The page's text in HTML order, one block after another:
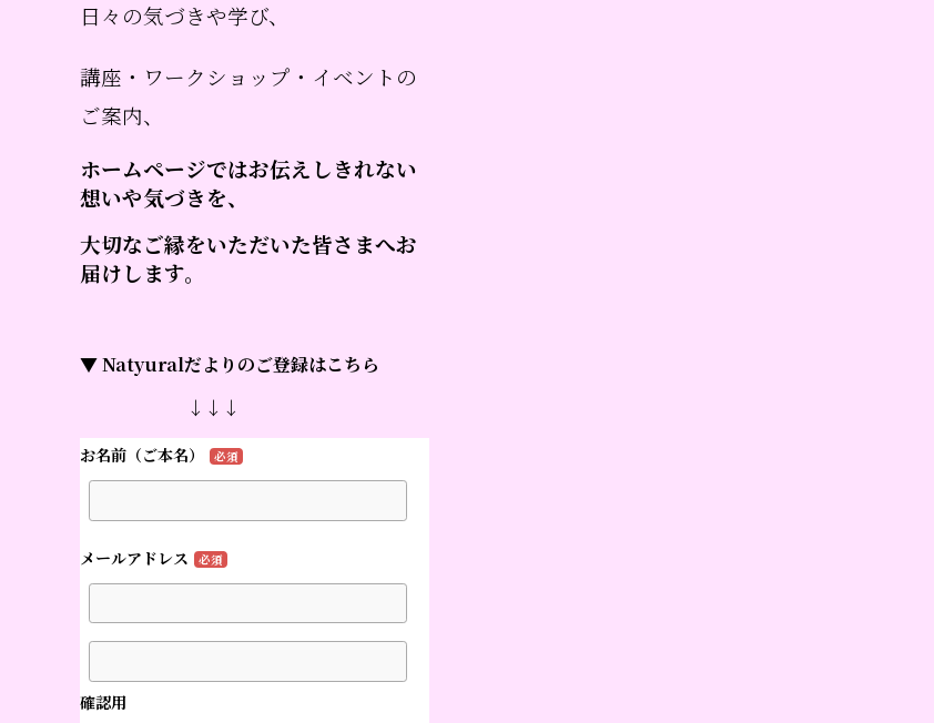
日々の気づきや学び、
講座・ワークショップ・イベントの
ご案内、
ホームページではお伝えしきれない
想いや気づきを、
大切なご縁をいただいた皆さまへお
届けします。
▼ Natyuralだよりのご登録はこちら
↓↓↓
お名前（ご本名） 必須
メールアドレス 必須
確認用